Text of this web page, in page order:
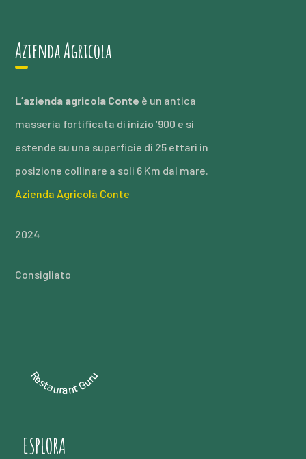
Azienda Agricola
L’azienda agricola Conte è un antica
masseria fortificata di inizio ‘900 e si
estende su una superficie di 25 ettari in
posizione collinare a soli 6 Km dal mare.
Azienda Agricola Conte
2024
Consigliato
Restaurant Guru
ESPLORA